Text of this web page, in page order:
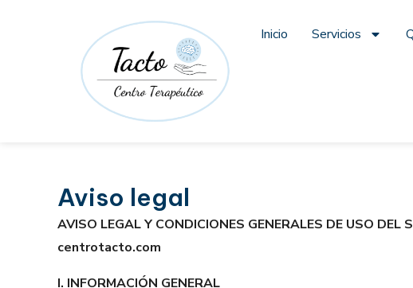
Inicio Servicios
Aviso legal
AVISO LEGAL Y CONDICIONES GENERALES DE USO DEL
centrotacto.com
I. INFORMACIÓN GENERAL